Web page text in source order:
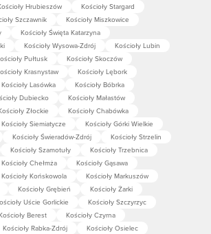
Hrubieszów
Kościoły Stargard
Szczawnik
Kościoły Miszkowice
Kościoły Święta Katarzyna
Kościoły Wysowa-Zdrój
Kościoły Lubin
Pułtusk
Kościoły Skoczów
Krasnystaw
Kościoły Lębork
Kościoły Lasówka
Kościoły Bóbrka
Dubiecko
Kościoły Małastów
Złockie
Kościoły Chabówka
Kościoły Siemiatycze
Kościoły Górki Wielkie
Kościoły Świeradów-Zdrój
Kościoły Strzelin
Kościoły Szamotuły
Kościoły Trzebnica
Kościoły Chełmża
Kościoły Gąsawa
Kościoły Końskowola
Kościoły Markuszów
Kościoły Grębień
Kościoły Żarki
Uście Gorlickie
Kościoły Szczyrzyc
Berest
Kościoły Czyrna
Kościoły Rabka-Zdrój Kościoły Osielec